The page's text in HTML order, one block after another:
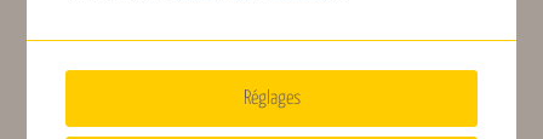
Asie
17,50
Réglages